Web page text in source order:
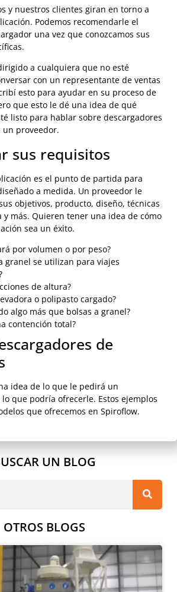
y nuestros clientes giran en torno a
Podemos recomendarle el
una vez que conozcamos sus
a cualquiera que no esté
con un representante de ventas
esto para ayudar en su proceso de
que esto le dé una idea de qué
listo para hablar sobre descargadores
un proveedor.
sus requisitos
es el punto de partida para
a medida. Un proveedor le
objetivos, producto, diseño, técnicas
más. Quieren tener una idea de cómo
sea un éxito.
por volumen o por peso?
granel se utilizan para viajes
de altura?
o polipasto cargado?
algo más que bolsas a granel?
contención total?
de
idea de lo que le pedirá un
que podría ofrecerle. Estos ejemplos
que ofrecemos en Spiroflow.
UN BLOG
OTROS BLOGS